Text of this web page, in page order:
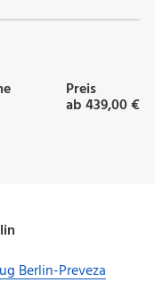
Preis
ab 439,00 €
Berlin-Preveza